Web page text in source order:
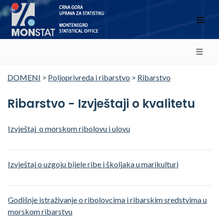
DOMENI > Poljoprivreda i ribarstvo > Ribarstvo
Ribarstvo - Izvještaji o kvalitetu
Izvještaj o morskom ribolovu i ulovu
Izvještaj o uzgoju bijele ribe i školjaka u marikulturi
Godišnje istraživanje o ribolovcima i ribarskim sredstvima u
morskom ribarstvu